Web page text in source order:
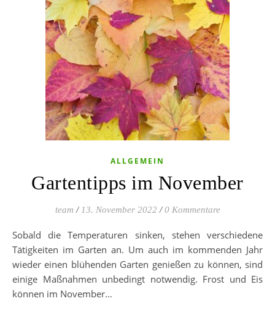
ALLGEMEIN
Gartentipps im November
team / 13. November 2022 / 0 Kommentare
Sobald die Temperaturen sinken, stehen verschiedene
Tätigkeiten im Garten an. Um auch im kommenden Jahr
wieder einen blühenden Garten genießen zu können, sind
einige Maßnahmen unbedingt notwendig. Frost und Eis
können im November…